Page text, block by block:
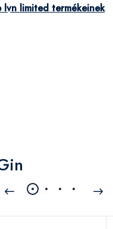
lvn limited termékeinek